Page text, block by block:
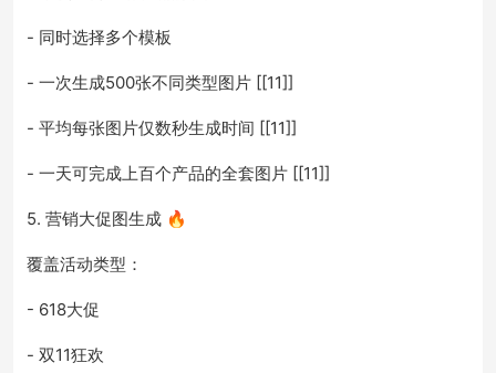
- 同时选择多个模板
- 一次生成500张不同类型图片 [[11]]
- 平均每张图片仅数秒生成时间 [[11]]
- 一天可完成上百个产品的全套图片 [[11]]
5. 营销大促图生成 🔥
覆盖活动类型：
- 618大促
- 双11狂欢